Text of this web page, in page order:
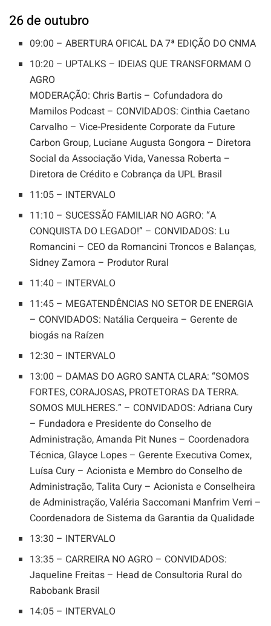
26 de outubro
09:00 – ABERTURA OFICAL DA 7ª EDIÇÃO DO CNMA
10:20 – UPTALKS – IDEIAS QUE TRANSFORMAM O
AGRO
MODERAÇÃO: Chris Bartis – Cofundadora do
Mamilos Podcast – CONVIDADOS: Cinthia Caetano
Carvalho – Vice-Presidente Corporate da Future
Carbon Group, Luciane Augusta Gongora – Diretora
Social da Associação Vida, Vanessa Roberta –
Diretora de Crédito e Cobrança da UPL Brasil
11:05 – INTERVALO
11:10 – SUCESSÃO FAMILIAR NO AGRO: “A
CONQUISTA DO LEGADO!” – CONVIDADOS: Lu
Romancini – CEO da Romancini Troncos e Balanças,
Sidney Zamora – Produtor Rural
11:40 – INTERVALO
11:45 – MEGATENDÊNCIAS NO SETOR DE ENERGIA
– CONVIDADOS: Natália Cerqueira – Gerente de
biogás na Raízen
12:30 – INTERVALO
13:00 – DAMAS DO AGRO SANTA CLARA: “SOMOS
FORTES, CORAJOSAS, PROTETORAS DA TERRA.
SOMOS MULHERES.” – CONVIDADOS: Adriana Cury
– Fundadora e Presidente do Conselho de
Administração, Amanda Pit Nunes – Coordenadora
Técnica, Glayce Lopes – Gerente Executiva Comex,
Luísa Cury – Acionista e Membro do Conselho de
Administração, Talita Cury – Acionista e Conselheira
de Administração, Valéria Saccomani Manfrim Verri –
Coordenadora de Sistema da Garantia da Qualidade
13:30 – INTERVALO
13:35 – CARREIRA NO AGRO – CONVIDADOS:
Jaqueline Freitas – Head de Consultoria Rural do
Rabobank Brasil
14:05 – INTERVALO